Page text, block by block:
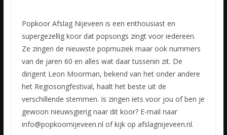
Popkoor Afslag Nijeveen is een enthousiast en
supergezellig koor dat popsongs zingt voor iedereen.
Ze zingen de nieuwste popmuziek maar ook nummers
van de jaren 60 en alles wat daar tussenin zit. De
dirigent Leon Moorman, bekend van het onder andere
het Regiosongfestival, haalt het beste uit de
verschillende stemmen. Is zingen iets voor jou of ben je
gewoon nieuwsgierig naar dit koor? E-mail naar
info@popkoornijeveen.nl of kijk op afslagnijeveen.nl.